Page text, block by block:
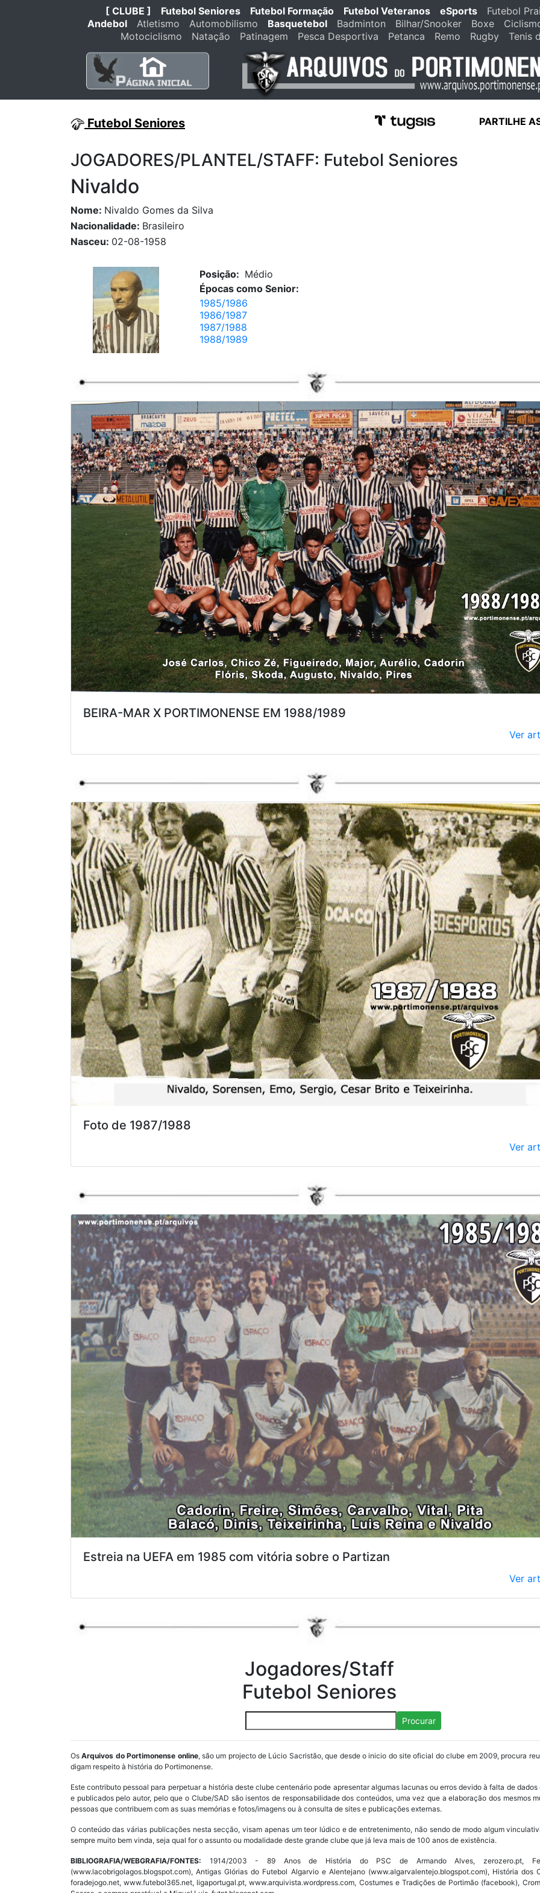
[ CLUBE ] Futebol Seniores Futebol Formação Futebol Veteranos eSports
Futebol
Andebol
Atletismo Automobilismo Basquetebol Badminton Bilhar/Snooker Boxe
Motociclismo
Natação Patinagem Pesca Desportiva Petanca Remo Rugby Tenis
Futebol Seniores PARTILHE
JOGADORES/PLANTEL/STAFF: Futebol Seniores
Nivaldo
Nome: Nivaldo Gomes da Silva
Nacionalidade: Brasileiro
Nasceu: 02-08-1958
Posição: Médio
Épocas como Senior:
1985/1986
1986/1987
1987/1988
1988/1989
BEIRA-MAR X PORTIMONENSE EM 1988/1989
Ver
Foto de 1987/1988
Ver
Estreia na UEFA em 1985 com vitória sobre o Partizan
Ver
Jogadores/Staff
Futebol Seniores
Procurar
OsArquivos do Portimonense online, são um projecto de Lúcio Sacristão, que desde o inicio do site oficial do clube em 2009, procura
digam respeito à história do Portimonense.
Este contributo pessoal para perpetuar a história deste clube centenário pode apresentar algumas lacunas ou erros devido à falta de
e publicados pelo autor, pelo que o Clube/SAD são isentos de responsabilidade dos conteúdos, uma vez que a elaboração dos mesmos
pessoas que contribuem com as suas memórias e fotos/imagens ou à consulta de sites e publicações externas.
O conteúdo das várias publicações nesta secção, visam apenas um teor lúdico e de entretenimento, não sendo de modo algum
sempre muito bem vinda, seja qual for o assunto ou modalidade deste grande clube que já leva mais de 100 anos de existência.
BIBLIOGRAFIA/WEBGRAFIA/FONTES: 1914/2003 - 89 Anos de História do PSC de Armando Alves, zerozero.pt,
(www.lacobrigolagos.blogspot.com), Antigas Glórias do Futebol Algarvio e Alentejano (www.algarvalentejo.blogspot.com), História
foradejogo.net, www.futebol365.net, ligaportugal.pt, www.arquivista.wordpress.com, Costumes e Tradições de Portimão (facebook),